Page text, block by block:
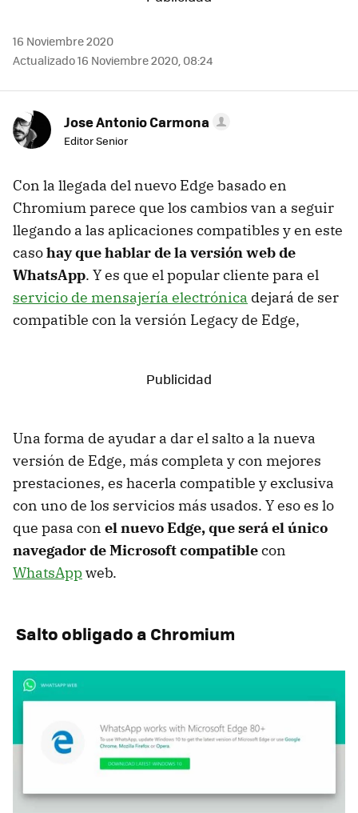
16 Noviembre 2020
Actualizado 16 Noviembre 2020, 08:24
Jose Antonio Carmona
Editor Senior
Con la llegada del nuevo Edge basado en
Chromium parece que los cambios van a seguir
llegando a las aplicaciones compatibles y en este
casohay que hablar de la versión web de
WhatsApp. Y es que el popular cliente para el
servicio de mensajería electrónica dejará de ser
compatible con la versión Legacy de Edge,
Una forma de ayudar a dar el salto a la nueva
versión de Edge, más completa y con mejores
prestaciones, es hacerla compatible y exclusiva
con uno de los servicios más usados. Y eso es lo
que pasa con el nuevo Edge, que será el único
navegador de Microsoft compatiblecon
WhatsAppweb.
Salto obligado a Chromium